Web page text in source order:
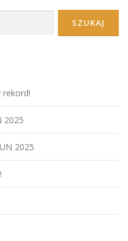
rekord!
2025
2025